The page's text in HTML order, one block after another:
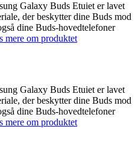
Galaxy Buds Etuiet er lavet
der beskytter dine Buds mod
dine Buds-hovedtelefoner
mere om produktet
Galaxy Buds Etuiet er lavet
der beskytter dine Buds mod
dine Buds-hovedtelefoner
mere om produktet